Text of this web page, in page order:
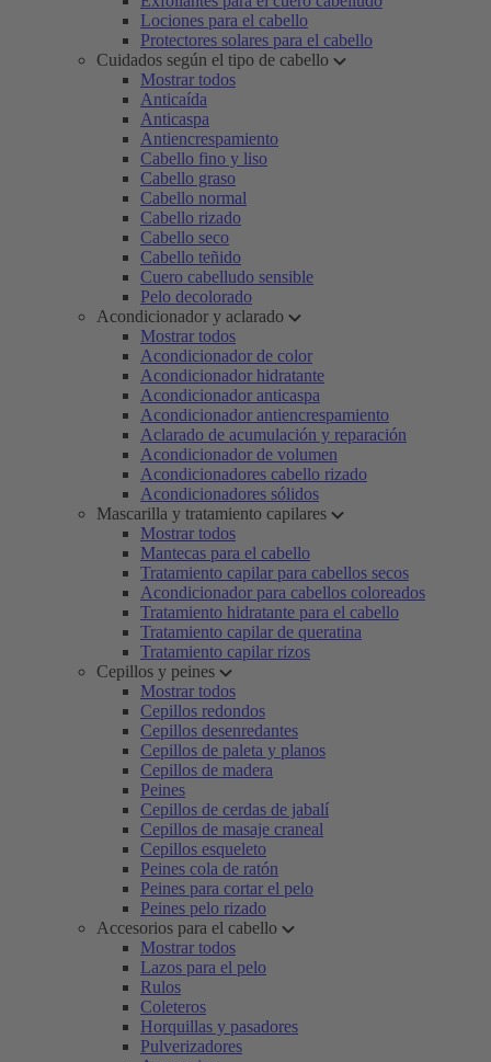
Lociones para el cabello
Protectores solares para el cabello
Cuidados según el tipo de cabello
Mostrar todos
Anticaída
Anticaspa
Antiencrespamiento
Cabello fino y liso
Cabello graso
Cabello normal
Cabello rizado
Cabello seco
Cabello teñido
Cuero cabelludo sensible
Pelo decolorado
Acondicionador y aclarado
Mostrar todos
Acondicionador de color
Acondicionador hidratante
Acondicionador anticaspa
Acondicionador antiencrespamiento
Aclarado de acumulación y reparación
Acondicionador de volumen
Acondicionadores cabello rizado
Acondicionadores sólidos
Mascarilla y tratamiento capilares
Mostrar todos
Mantecas para el cabello
Tratamiento capilar para cabellos secos
Acondicionador para cabellos coloreados
Tratamiento hidratante para el cabello
Tratamiento capilar de queratina
Tratamiento capilar rizos
Cepillos y peines
Mostrar todos
Cepillos redondos
Cepillos desenredantes
Cepillos de paleta y planos
Cepillos de madera
Peines
Cepillos de cerdas de jabalí
Cepillos de masaje craneal
Cepillos esqueleto
Peines cola de ratón
Peines para cortar el pelo
Peines pelo rizado
Accesorios para el cabello
Mostrar todos
Lazos para el pelo
Rulos
Coleteros
Horquillas y pasadores
Pulverizadores